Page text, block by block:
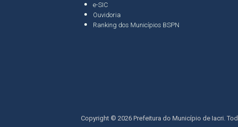
e-SIC
Ouvidoria
Ranking dos Municípios BSPN
Copyright © 2026 Prefeitura do Município de Iacri.